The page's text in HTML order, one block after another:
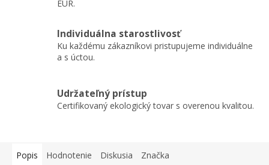
EUR.
Individuálna starostlivosť
Ku každému zákazníkovi pristupujeme individuálne
a s úctou.
Udržateľný prístup
Certifikovaný ekologický tovar s overenou kvalitou.
Popis Hodnotenie Diskusia Značka